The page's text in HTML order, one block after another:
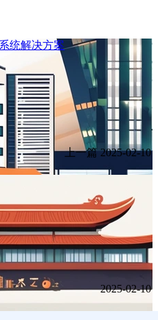
统解决方案
上一篇 2025-02-10
2025-02-10